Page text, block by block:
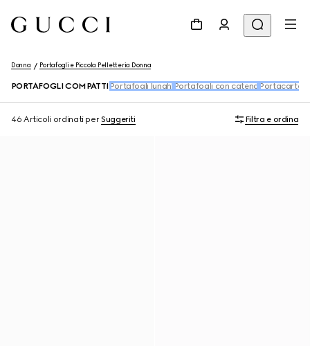
Donna Portafogli e Piccola Pelletteria Donna
PORTAFOGLI COMPATTI Portafogli lunghi Portafogli con catena Portacarte
46 Articoli ordinati perSuggeriti Filtra e ordina